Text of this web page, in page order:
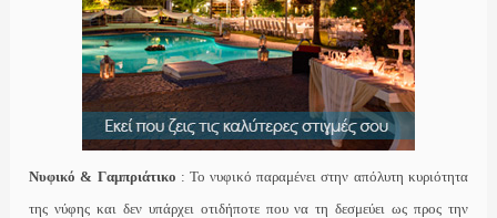
Νυφικό & Γαμπριάτικο : Το νυφικό παραμένει στην απόλυτη κυριότητα
της νύφης και δεν υπάρχει οτιδήποτε που να τη δεσμεύει ως προς την